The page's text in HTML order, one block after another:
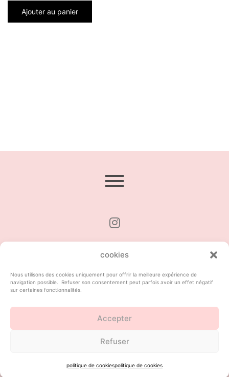
cookies
Nous utilisons des cookies uniquement pour offrir la meilleure expérience de
navigation possible. Refuser son consentement peut parfois avoir un effet négatif
sur certaines fonctionnalités.
Accepter
Refuser
politique de cookiespolitique de cookies
Ajouter au panier